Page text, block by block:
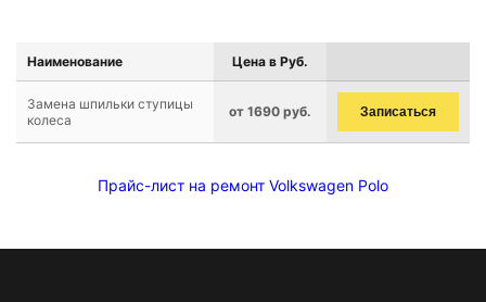
Наименование Цена в Руб.
Замена шпильки ступицы
колеса
от 1690 руб. Записаться
Прайс-лист на ремонт Volkswagen Polo